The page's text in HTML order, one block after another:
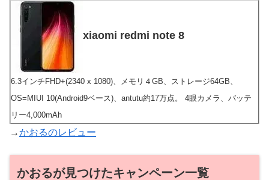
xiaomi redmi note 8
6.3インチFHD+(2340 x 1080)、メモリ４GB、ストレージ64GB、
OS=MIUI 10(Android9ベース)、antutu約17万点。 4眼カメラ、バッテ
リー4,000mAh
→かおるのレビュー
かおるが見つけたキャンペーン一覧